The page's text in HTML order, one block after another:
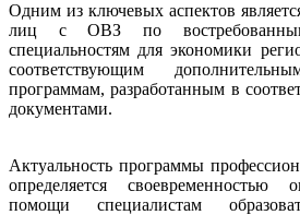
Одним из ключевых аспектов
лиц с ОВЗ по
специальностям для экономики
соответствующим
программам, разработанным в
документами.
Актуальность программы
определяется своевременностью
помощи специалистам